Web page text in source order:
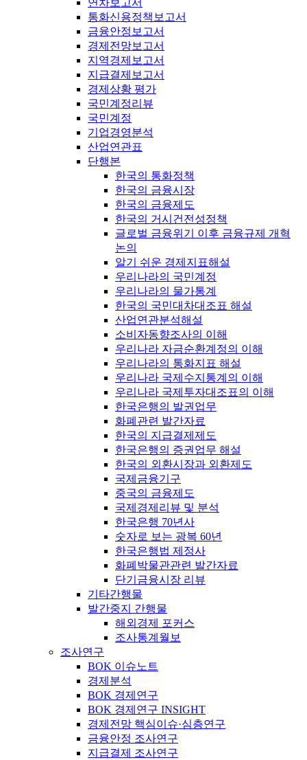
연차보고서
통화신용정책보고서
금융안정보고서
경제전망보고서
지역경제보고서
지급결제보고서
경제상황 평가
국민계정리뷰
국민계정
기업경영분석
산업연관표
단행본
한국의 통화정책
한국의 금융시장
한국의 금융제도
한국의 거시건전성정책
글로벌 금융위기 이후 금융규제 개혁
논의
알기 쉬운 경제지표해설
우리나라의 국민계정
우리나라의 물가통계
한국의 국민대차대조표 해설
산업연관분석해설
소비자동향조사의 이해
우리나라 자금순환계정의 이해
우리나라의 통화지표 해설
우리나라 국제수지통계의 이해
우리나라 국제투자대조표의 이해
한국은행의 발권업무
화폐관련 발간자료
한국의 지급결제제도
한국은행의 증권업무 해설
한국의 외환시장과 외환제도
국제금융기구
중국의 금융제도
국제경제리뷰 및 분석
한국은행 70년사
숫자로 보는 광복 60년
한국은행법 제정사
화폐박물관관련 발간자료
단기금융시장 리뷰
기타간행물
발간중지 간행물
해외경제 포커스
조사통계월보
조사연구
BOK 이슈노트
경제분석
BOK 경제연구
BOK 경제연구 INSIGHT
경제전망 핵심이슈·심층연구
금융안정 조사연구
지급결제 조사연구